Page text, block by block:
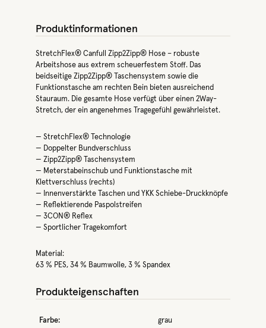
Produktinformationen
StretchFlex® Canfull Zipp2Zipp® Hose – robuste
Arbeitshose aus extrem scheuerfestem Stoff. Das
beidseitige Zipp2Zipp® Taschensystem sowie die
Funktionstasche am rechten Bein bieten ausreichend
Stauraum. Die gesamte Hose verfügt über einen 2Way-
Stretch, der ein angenehmes Tragegefühl gewährleistet.
— StretchFlex® Technologie
— Doppelter Bundverschluss
— Zipp2Zipp® Taschensystem
— Meterstabeinschub und Funktionstasche mit
Klettverschluss (rechts)
— Innenverstärkte Taschen und YKK Schiebe-Druckknöpfe
— Reflektierende Paspolstreifen
— 3CON® Reflex
— Sportlicher Tragekomfort
Material:
63 % PES, 34 % Baumwolle, 3 % Spandex
Produkteigenschaften
Farbe: grau